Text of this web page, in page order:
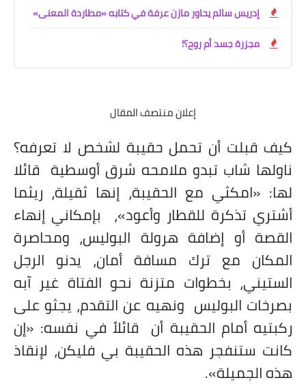
إدريس سالم يحاور مازن عرفة في كتابه «مطاردة المعنى»
مجزرة جسد أم روح؟!
إعلان منتصف المقال
كيف قبلت أن تحمل حقيبة لشخص لا تعرفه؟
ناولها شاب تبدو ملامحه شرق أوسطية قائلا
لها: «امكثي مع الحقيبة، إنها ثقيلة، ريثما
أشتري تذكرة للقطار وأعود»، بإمكاني إنهاء
القصة أو إضافة هرولة البوليس، ومحاصرة
المكان مع ترك مسافة أمان، يدنو الرجل
الستيني، بخطوات متزنة نحو الفتاة غير آبه
بصرخات البوليس ونهيه عن التقدم، يجثو على
ركبتيه أمام الحقيبة أن قائلاً في نفسه: «إن
كانت ستنفجر هذه الحقيبة بي فليكن، لإنقاذ
هذه الجميلة».